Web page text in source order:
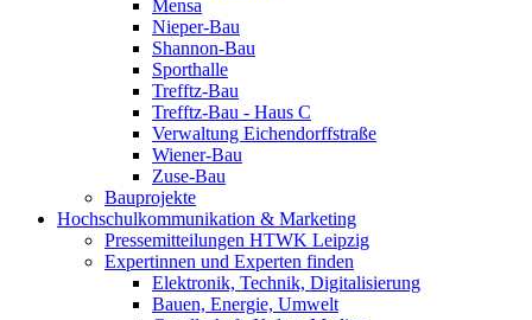
Mensa
Nieper-Bau
Shannon-Bau
Sporthalle
Trefftz-Bau
Trefftz-Bau - Haus C
Verwaltung Eichendorffstraße
Wiener-Bau
Zuse-Bau
Bauprojekte
Hochschulkommunikation & Marketing
Pressemitteilungen HTWK Leipzig
Expertinnen und Experten finden
Elektronik, Technik, Digitalisierung
Bauen, Energie, Umwelt